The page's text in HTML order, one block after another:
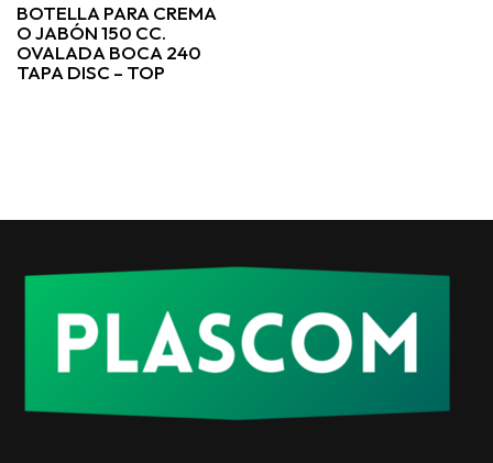
BOTELLA PARA CREMA
O JABÓN 150 CC.
OVALADA BOCA 240
TAPA DISC – TOP